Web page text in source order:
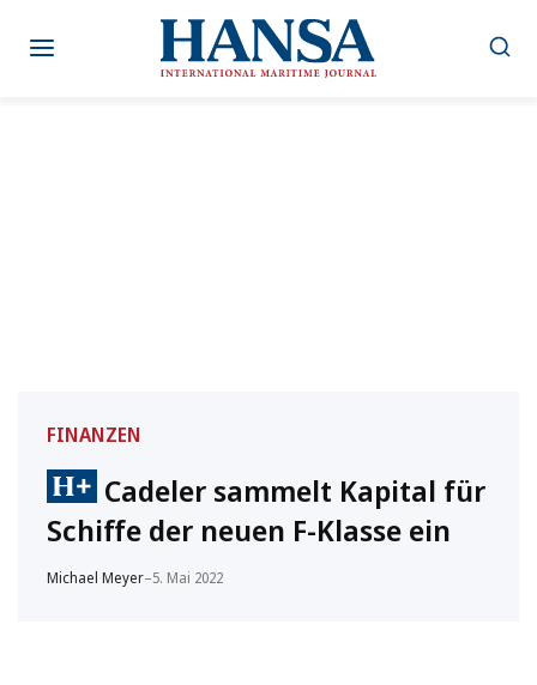
Inhalt
FINANZEN
Cadeler sammelt Kapital für
Schiffe der neuen F-Klasse ein
Michael Meyer–5. Mai 2022